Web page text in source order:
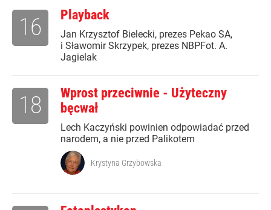
Playback
Jan Krzysztof Bielecki, prezes Pekao SA,
i Sławomir Skrzypek, prezes NBPFot. A.
Jagielak
16
Wprost przeciwnie - Użyteczny
bęcwał
Lech Kaczyński powinien odpowiadać przed
narodem, a nie przed Palikotem
18
Krystyna Grzybowska